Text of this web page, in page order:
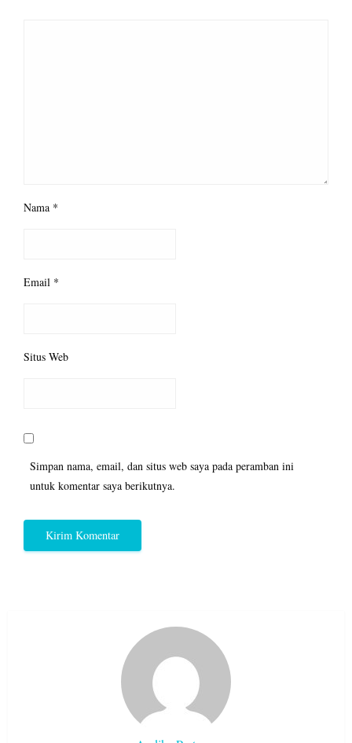
Nama *
Email *
Situs Web
Simpan nama, email, dan situs web saya pada peramban ini
untuk komentar saya berikutnya.